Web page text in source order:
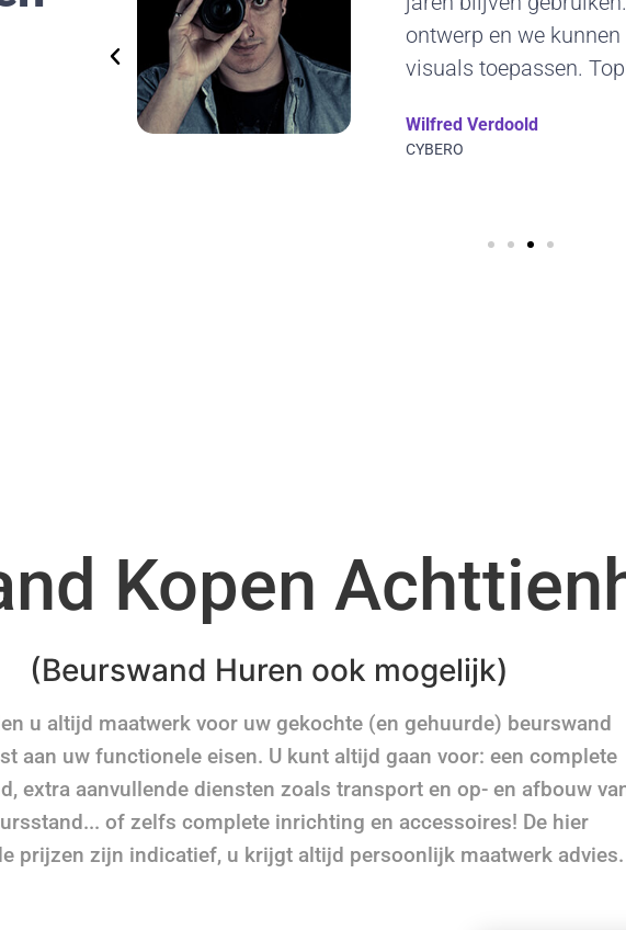
ontwerp en we
visuals toepassen.
Wilfred Verdoold
CYBERO
Kopen
(Beurswand Huren ook mogelijk)
u altijd maatwerk voor uw gekochte (en gehuurde) beurswand
aan uw functionele eisen. U kunt altijd gaan voor: een complete
extra aanvullende diensten zoals transport en op- en afbouw
of zelfs complete inrichting en accessoires! De hier
prijzen zijn indicatief, u krijgt altijd persoonlijk maatwerk advies.